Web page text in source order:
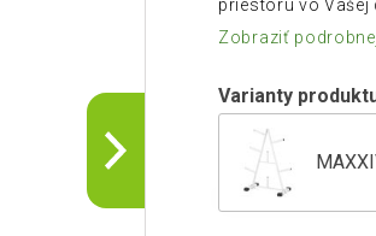
priestoru vo Vašej
Zobraziť
Varianty